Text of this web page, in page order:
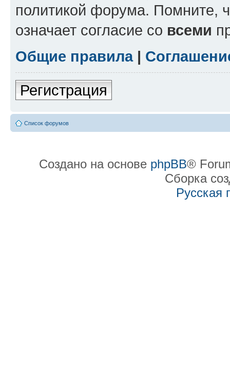
политикой форума. Помните,
означает согласие со всеми
Общие правила|
Регистрация
Список форумов
Создано на основе phpBB®
Сборка
Русская